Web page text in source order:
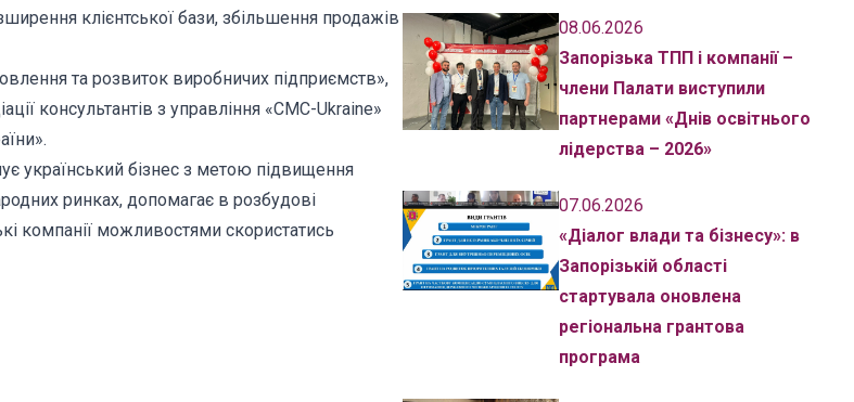
клієнтської бази, збільшення продажів
та розвиток виробничих підприємств»,
консультантів з управління «CMC-Ukraine»
український бізнес з метою підвищення
ринках, допомагає в розбудові
компанії можливостями скористатись
08.06.2026
Запорізька ТПП і компанії –
члени Палати виступили
партнерами «Днів освітнього
лідерства – 2026»
07.06.2026
«Діалог влади та бізнесу»: в
Запорізькій області
стартувала оновлена
регіональна грантова
програма